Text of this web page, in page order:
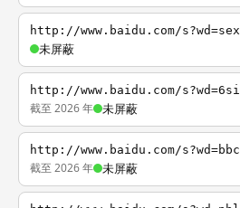
http://www.baidu.com/s?wd=sex
未屏蔽
http://www.baidu.com/s?wd=6si
截至 2026 年 未屏蔽
http://www.baidu.com/s?wd=bbc
截至 2026 年 未屏蔽